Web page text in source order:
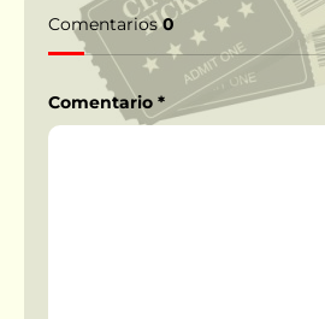
Comentarios0
Comentario *